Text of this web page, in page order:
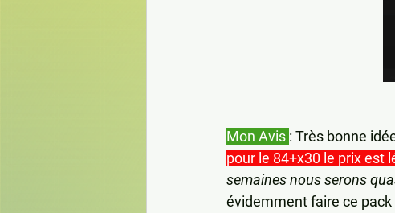
Mon Avis : Très bonne
pour le 84+x30 le prix est
semaines nous serons
évidemment faire ce